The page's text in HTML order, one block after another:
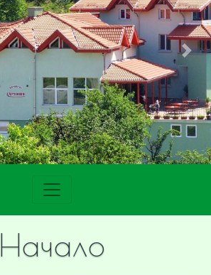
Next
Начало